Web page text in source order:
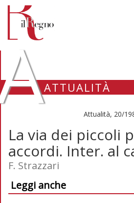
ATTUALITÀ
Attualità, 20/
La via dei piccoli
accordi. Inter. al
F. Strazzari
Leggi anche